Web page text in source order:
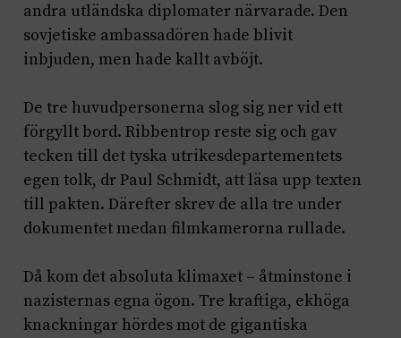
andra utländska diplomater närvarade. Den
sovjetiske ambassadören hade blivit
inbjuden, men hade kallt avböjt.
De tre huvudpersonerna slog sig ner vid ett
förgyllt bord. Ribbentrop reste sig och gav
tecken till det tyska utrikesdepartementets
egen tolk, dr Paul Schmidt, att läsa upp texten
till pakten. Därefter skrev de alla tre under
dokumentet medan filmkamerorna rullade.
Då kom det absoluta klimaxet – åtminstone i
nazisternas egna ögon. Tre kraftiga, ekhöga
knackningar hördes mot de gigantiska